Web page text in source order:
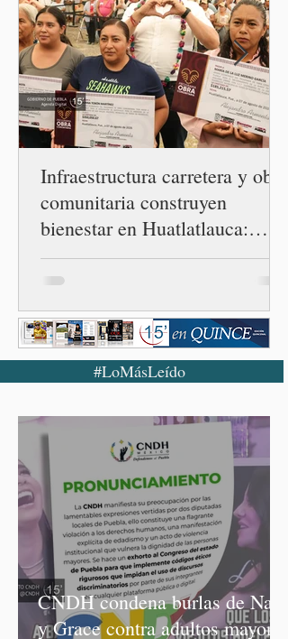
Unidos. Durante la
conferencia matutina en
Palacio Nacional, el
funcionario informó que en
el país únicamente se han
confirmado 33 casos de esta
enferme
Infraestructura carretera y obra
comunitaria construyen
bienestar en Huatlatlauca:
Armenta Mier
#LoMásLeído
CNDH condena burlas de Nay
y Grace contra adultos mayores